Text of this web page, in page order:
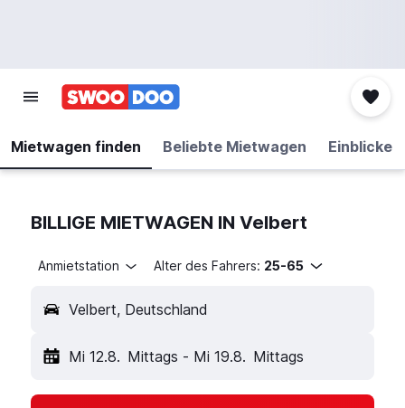
Mietwagen finden Beliebte Mietwagen Einblicke
BILLIGE MIETWAGEN IN Velbert
Anmietstation Alter des Fahrers: 25-65
Velbert, Deutschland
Mi 12.8. Mittags - Mi 19.8. Mittags